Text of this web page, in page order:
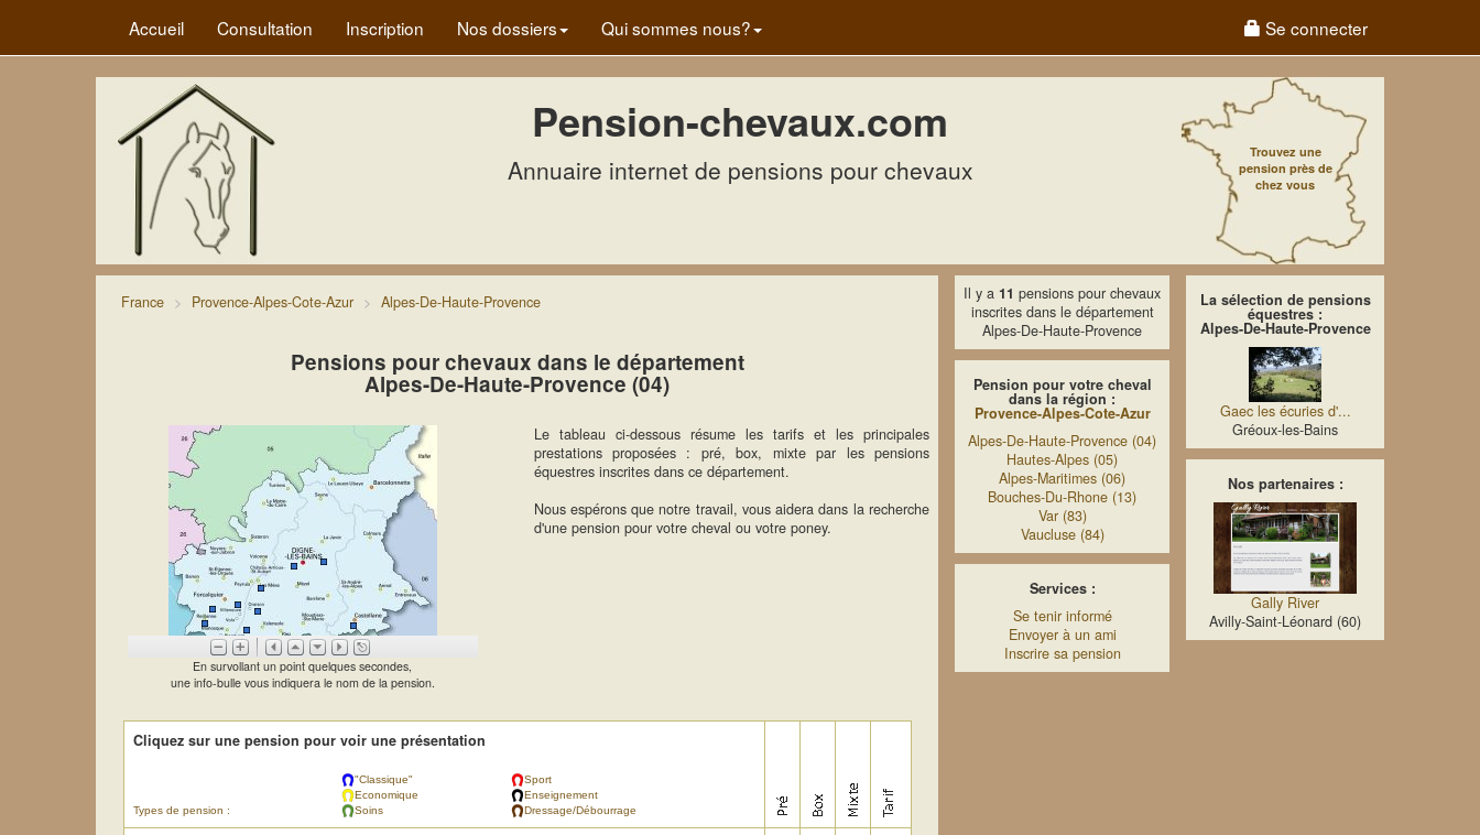
Accueil Consultation Inscription Nos dossiers Qui sommes nous? Se connecter
Pension-chevaux.com
Annuaire internet de pensions pour chevaux
Trouvez une
pension près de
chez vous
France Provence-Alpes-Cote-Azur Alpes-De-Haute-Provence
Pensions pour chevaux dans le département
Alpes-De-Haute-Provence (04)
En survollant un point quelques secondes,
une info-bulle vous indiquera le nom de la pension.
Le tableau ci-dessous résume les tarifs et les principales
prestations proposées : pré, box, mixte par les pensions
équestres inscrites dans ce département.
Nous espérons que notre travail, vous aidera dans la recherche
d'une pension pour votre cheval ou votre poney.
Cliquez sur une pension pour voir une présentation
Types de pension :
"Classique"
Economique
Soins
Sport
Enseignement
Dressage/Débourrage
Il y a 11 pensions pour chevaux
inscrites dans le département
Alpes-De-Haute-Provence
Pension pour votre cheval
dans la région :
Provence-Alpes-Cote-Azur
Alpes-De-Haute-Provence (04)
Hautes-Alpes (05)
Alpes-Maritimes (06)
Bouches-Du-Rhone (13)
Var (83)
Vaucluse (84)
Services :
Se tenir informé
Envoyer à un ami
Inscrire sa pension
La sélection de pensions
équestres :
Alpes-De-Haute-Provence
Gaec les écuries d'...
Gréoux-les-Bains
Nos partenaires :
Gally River
Avilly-Saint-Léonard (60)